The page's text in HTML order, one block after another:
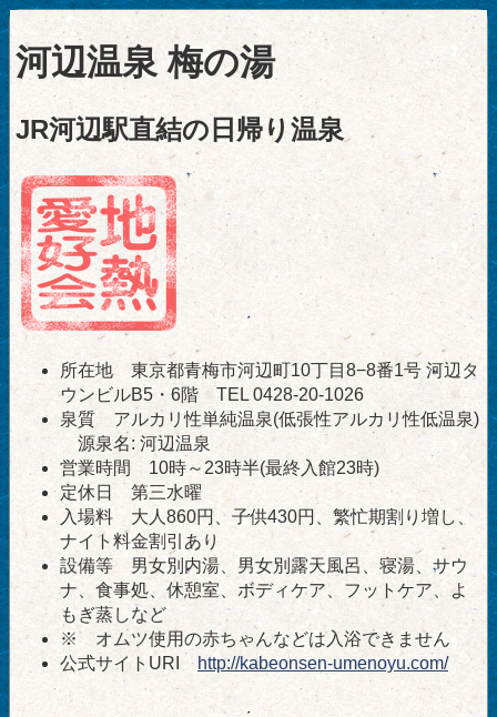
河辺温泉 梅の湯
JR河辺駅直結の日帰り温泉
所在地 東京都青梅市河辺町10丁目8−8番1号 河辺タ
ウンビルB5・6階 TEL 0428-20-1026
泉質 アルカリ性単純温泉(低張性アルカリ性低温泉)
源泉名: 河辺温泉
営業時間 10時～23時半(最終入館23時)
定休日 第三水曜
入場料 大人860円、子供430円、繁忙期割り増し、
ナイト料金割引あり
設備等 男女別内湯、男女別露天風呂、寝湯、サウ
ナ、食事処、休憩室、ボディケア、フットケア、よ
もぎ蒸しなど
※ オムツ使用の赤ちゃんなどは入浴できません
公式サイトURI http://kabeonsen-umenoyu.com/